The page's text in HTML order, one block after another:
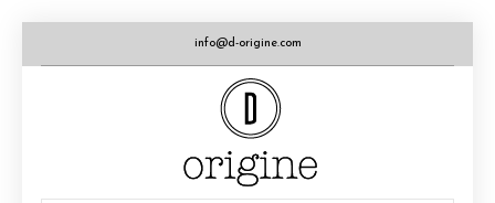
info@d-origine.com